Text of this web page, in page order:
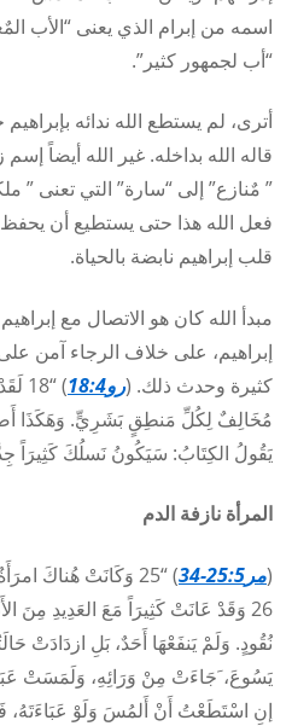
اسمه من إبرام الذي يعنى “الأب
“أب لجمهور كثير”.
أترى، لم يستطع الله ندائه
قاله الله بداخله. غير الله أيضاً
” مٌنازع” إلى “سارة” التي تعنى ”
فعل الله هذا حتى يستطيع أن
قلب إبراهيم نابضة بالحياة.
مبدأ الله كان هو الاتصال مع
إبراهيم، على خلاف الرجاء آمن
كثيرة وحدث ذلك. (رو18:4
)
مُخَالِفٌ لِكُلِّ مَنطِقٍ بَشَرِيٍّ. وَهَكَذَا
يَقُولُ الكِتَابُ: سَيَكُونُ نَسلُكَ كَثِيرَاً
المرأة نازفة الدم
(مر25:5-34
) “25 وَكَانَتْ هُناكَ
26 وَقَدْ عَانَتْ كَثِيرَاً مَعَ العَدِيدِ